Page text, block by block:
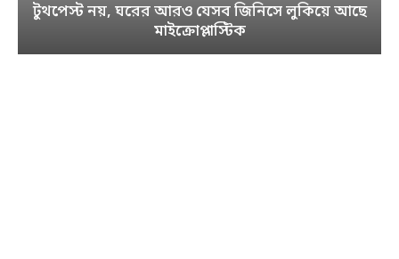
টুথপেস্ট নয়, ঘরের আরও যেসব জিনিসে লুকিয়ে আছে
মাইক্রোপ্লাস্টিক